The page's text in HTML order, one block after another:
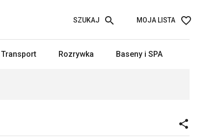
MOJA LISTA
SZUKAJ
Transport Rozrywka Baseny i SPA